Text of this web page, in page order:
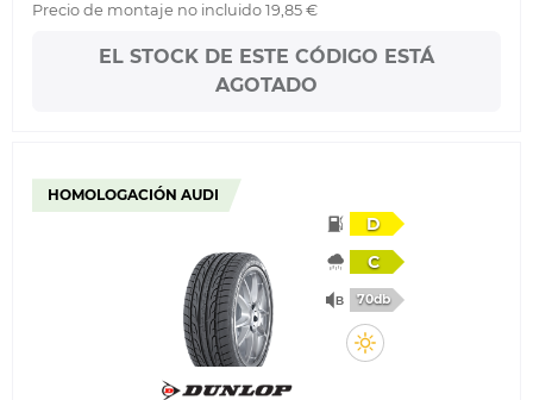
Precio de montaje no incluido 19,85 €
EL STOCK DE ESTE CÓDIGO ESTÁ
AGOTADO
HOMOLOGACIÓN AUDI
D
C
70db